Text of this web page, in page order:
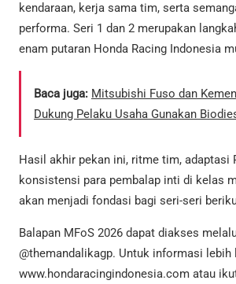
kendaraan, kerja sama tim, serta
performa. Seri 1 dan 2 merupakan
enam putaran Honda Racing Indonesia
Baca juga: Mitsubishi Fuso dan
Dukung Pelaku Usaha Gunakan
Hasil akhir pekan ini, ritme tim, adaptasi
konsistensi para pembalap inti di kelas
akan menjadi fondasi bagi seri-seri
Balapan MFoS 2026 dapat diakses
@themandalikagp. Untuk informasi lebih
www.hondaracingindonesia.com atau